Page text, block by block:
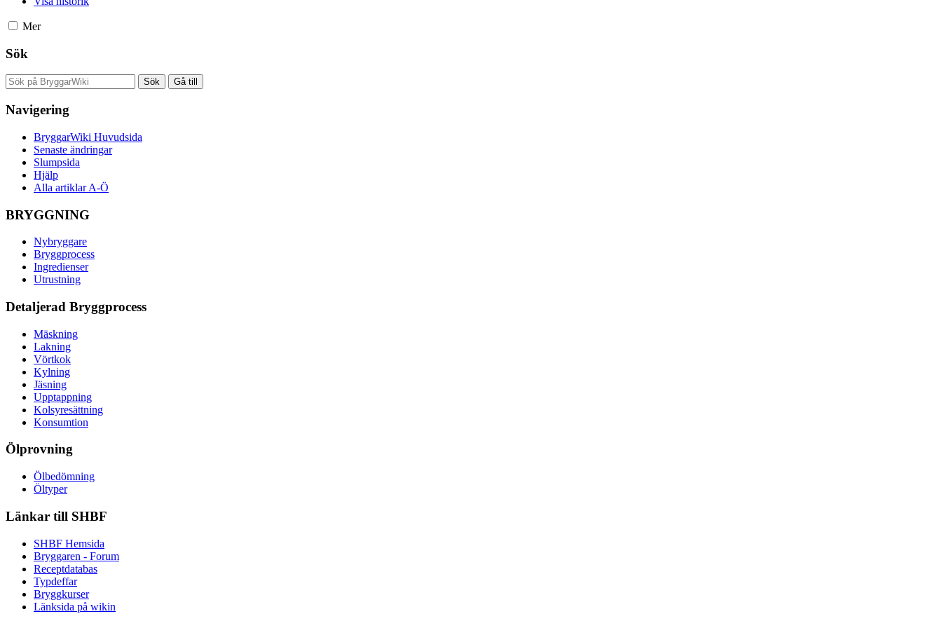
Mer
Sök
Navigering
BryggarWiki Huvudsida
Senaste ändringar
Slumpsida
Hjälp
Alla artiklar A-Ö
BRYGGNING
Nybryggare
Bryggprocess
Ingredienser
Utrustning
Detaljerad Bryggprocess
Mäskning
Lakning
Vörtkok
Kylning
Jäsning
Upptappning
Kolsyresättning
Konsumtion
Ölprovning
Ölbedömning
Öltyper
Länkar till SHBF
SHBF Hemsida
Bryggaren - Forum
Receptdatabas
Typdeffar
Bryggkurser
Länksida på wikin